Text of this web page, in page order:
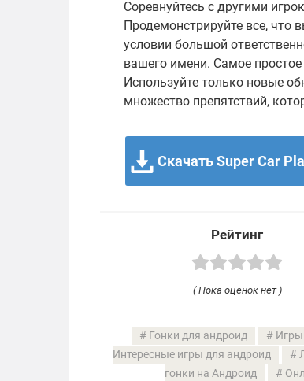
Соревнуйтесь с другими
Продемонстрируйте все, что
условии большой
вашего имени. Самое
Используйте только новые
множество препятствий,
Скачать Super Car
Рейтинг
( Пока оценок нет )
Гонки для андроид Игры
Интересные игры для андроид
гонки на Андроид